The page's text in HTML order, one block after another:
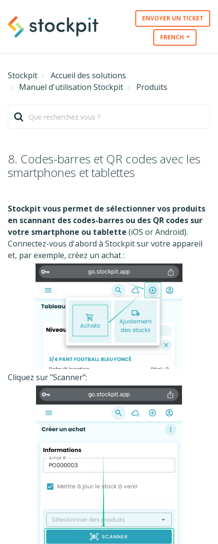
ENVOYER UN TICKET
FRENCH
Stockpit
Accueil des solutions
Manuel d'utilisation Stockpit
Produits
8. Codes-barres et QR codes avec les
smartphones et tablettes
Stockpit vous permet de sélectionner vos produits
en scannant des codes-barres ou des QR codes sur
votre smartphone ou tablette (iOS or Android).
Connectez-vous d'abord à Stockpit sur votre appareil
et, par exemple, créez un achat :
Cliquez sur "Scanner":